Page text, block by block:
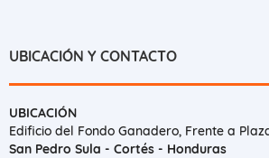
UBICACIÓN Y CONTACTO
UBICACIÓN
Edificio del Fondo Ganadero, Frente a
San Pedro Sula - Cortés - Honduras